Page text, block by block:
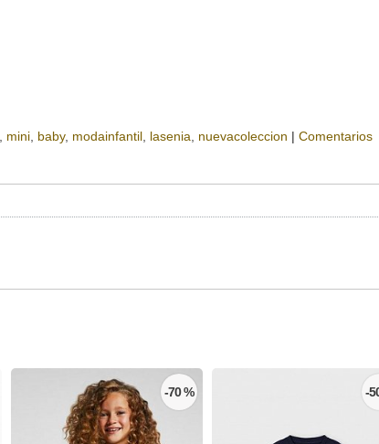
mini baby modainfantil lasenia nuevacoleccion | Comentarios
-70 % -